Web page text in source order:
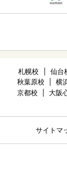
札幌校 仙台
秋葉原校
横
京都校
大阪
サイトマ